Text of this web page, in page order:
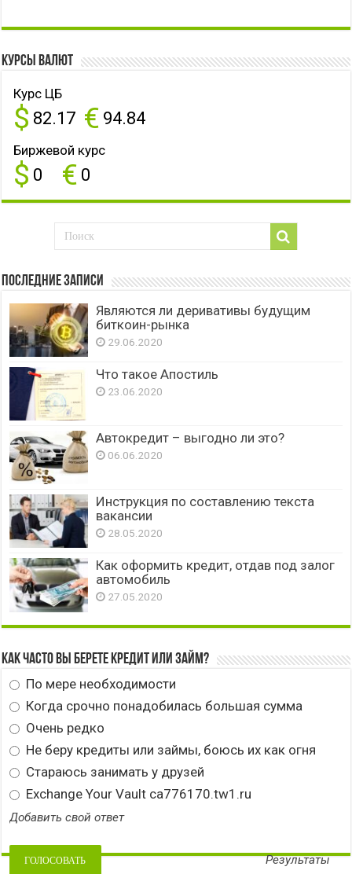
Курсы валют
Курс ЦБ
$ 82.17 € 94.84
Биржевой курс
$ 0 € 0
Последние записи
Являются ли деривативы будущим
биткоин-рынка
29.06.2020
Что такое Апостиль
23.06.2020
Автокредит – выгодно ли это?
06.06.2020
Инструкция по составлению текста
вакансии
28.05.2020
Как оформить кредит, отдав под залог
автомобиль
27.05.2020
Как часто вы берете кредит или займ?
По мере необходимости
Когда срочно понадобилась большая сумма
Очень редко
Не беру кредиты или займы, боюсь их как огня
Стараюсь занимать у друзей
Exchange Your Vault ca776170.tw1.ru
Добавить свой ответ
Результаты